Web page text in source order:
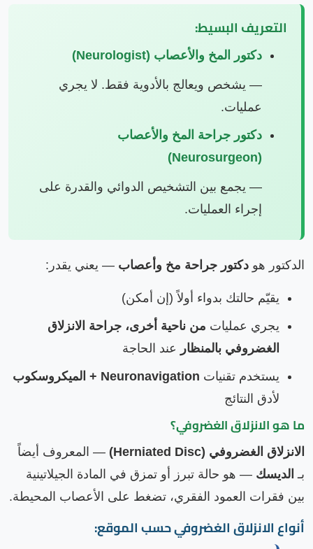
التعريف البسيط:
دكتور المخ والأعصاب (Neurologist)
— يشخص ويعالج بالأدوية فقط. لا يجري
عمليات.
دكتور جراحة المخ والأعصاب
(Neurosurgeon)
— يجمع بين التشخيص الدوائي والقدرة على
إجراء العمليات.
الدكتور هو دكتور جراحة مخ وأعصاب — يعني يقدر:
يقيّم حالتك بدواء أولاً (إن أمكن)
يجري عمليات من ناحية أخرى، جراحة الانزلاق
الغضروفي بالمنظار عند الحاجة
يستخدم تقنيات Neuronavigation + الميكروسكوب
لأدق النتائج
ما هو الانزلاق الغضروفي؟
الانزلاق الغضروفي (Herniated Disc)
— المعروف أيضاً
بـ الديسك — هو حالة تبرز أو تمزق في المادة الجيلاتينية
بين فقرات العمود الفقري، تضغط على الأعصاب المحيطة.
أنواع الانزلاق الغضروفي حسب الموقع: